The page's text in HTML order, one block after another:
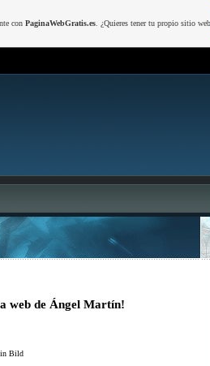
web de Ángel Martín!
con PaginaWebGratis.es. ¿Quieres tener tu propio sitio